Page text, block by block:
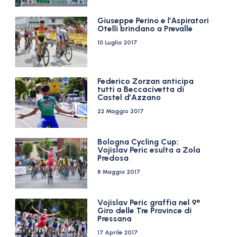
Giuseppe Perino e l’Aspiratori
Otelli brindano a Prevalle
10 Luglio 2017
Federico Zorzan anticipa
tutti a Beccacivetta di
Castel d’Azzano
22 Maggio 2017
Bologna Cycling Cup:
Vojislav Peric esulta a Zola
Predosa
8 Maggio 2017
Vojislav Peric graffia nel 9°
Giro delle Tre Province di
Pressana
17 Aprile 2017